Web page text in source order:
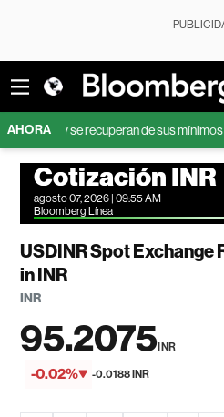
AHORA
y se recuperan de sus mínimos
Cotización INR
agosto 07, 2026 | 09:55 AM
Bloomberg Línea
USDINR Spot Exchange
in INR
INR
95.2075 INR
-0.02% -0.0188 INR